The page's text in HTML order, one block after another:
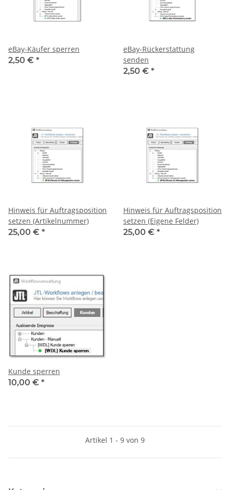
eBay-Käufer sperren
2,50 € *
eBay-Rückerstattung
senden
2,50 € *
Hinweis für Auftragsposition
setzen (Artikelnummer)
25,00 € *
Hinweis für Auftragsposition
setzen (Eigene Felder)
25,00 € *
Kunde sperren
10,00 € *
Artikel 1 - 9 von 9